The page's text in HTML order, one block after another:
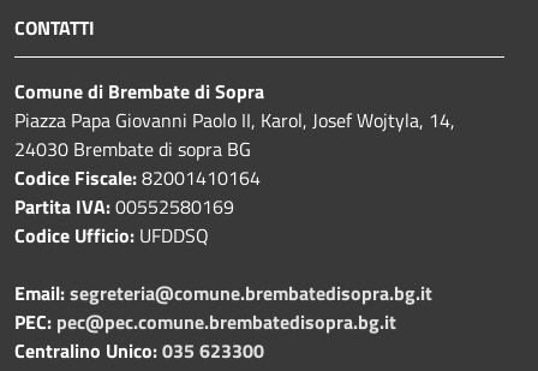
CONTATTI
Comune di Brembate di Sopra
Piazza Papa Giovanni Paolo II, Karol, Josef Wojtyla, 14,
24030 Brembate di sopra BG
Codice Fiscale:82001410164
Partita IVA:00552580169
Codice Ufficio: UFDDSQ
Email:segreteria@comune.brembatedisopra.bg.it
PEC: pec@pec.comune.brembatedisopra.bg.it
Centralino Unico:035 623300